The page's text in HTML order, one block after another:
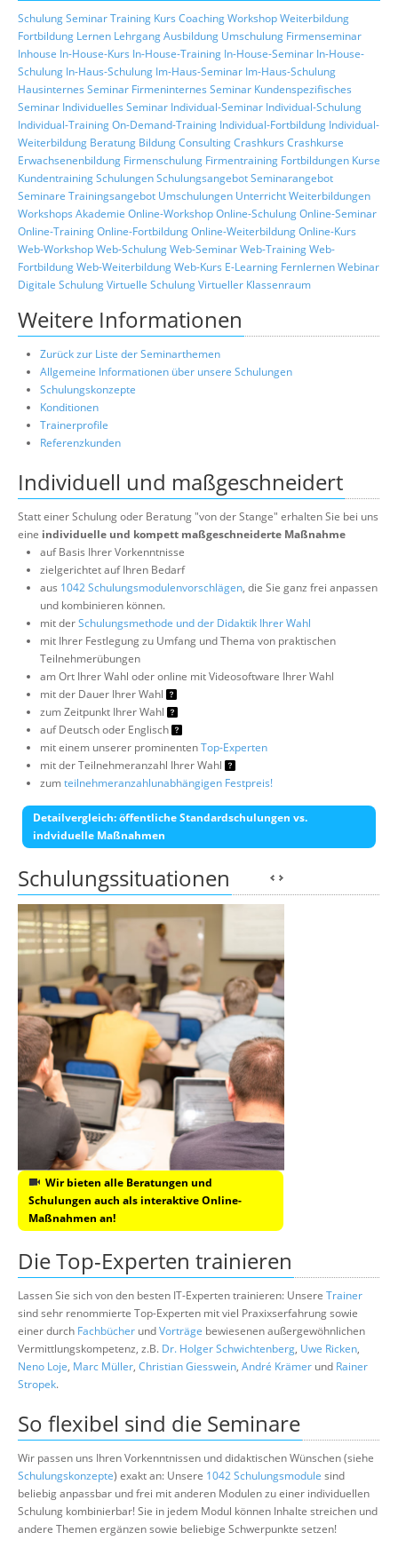
SchulungSeminarTraining Kurs CoachingWorkshopWeiterbildung
Fortbildung Lernen LehrgangAusbildung Umschulung Firmenseminar
Inhouse In-House-Kurs In-House-Training In-House-Seminar In-House-
Schulung In-Haus-Schulung Im-Haus-Seminar Im-Haus-Schulung
Hausinternes Seminar Firmeninternes Seminar Kundenspezifisches
Seminar Individuelles Seminar Individual-Seminar Individual-Schulung
Individual-TrainingOn-Demand-Training Individual-Fortbildung Individual-
Weiterbildung Beratung BildungConsultingCrashkurs Crashkurse
Erwachsenenbildung Firmenschulung Firmentraining Fortbildungen Kurse
KundentrainingSchulungenSchulungsangebotSeminarangebot
Seminare Trainingsangebot Umschulungen UnterrichtWeiterbildungen
Workshops Akademie Online-WorkshopOnline-SchulungOnline-Seminar
Online-TrainingOnline-FortbildungOnline-WeiterbildungOnline-Kurs
Web-WorkshopWeb-SchulungWeb-SeminarWeb-TrainingWeb-
FortbildungWeb-WeiterbildungWeb-Kurs E-Learning FernlernenWebinar
Digitale SchulungVirtuelle SchulungVirtueller Klassenraum
Weitere Informationen
Zurück zur Liste der Seminarthemen
Allgemeine Informationen über unsere Schulungen
Schulungskonzepte
Konditionen
Trainerprofile
Referenzkunden
Individuell und maßgeschneidert
Statt einer Schulung oder Beratung "von der Stange" erhalten Sie bei uns
eine individuelle und kompett maßgeschneiderte Maßnahme
auf Basis Ihrer Vorkenntnisse
zielgerichtet auf Ihren Bedarf
aus 1042 Schulungsmodulenvorschlägen, die Sie ganz frei anpassen
und kombinieren können.
mit derSchulungsmethode und der Didaktik Ihrer Wahl
mit Ihrer Festlegung zu Umfang und Thema von praktischen
Teilnehmerübungen
am Ort Ihrer Wahl oder online mit Videosoftware Ihrer Wahl
mit der Dauer Ihrer Wahl
zum Zeitpunkt Ihrer Wahl
auf Deutsch oder Englisch
mit einem unserer prominentenTop-Experten
mit der Teilnehmeranzahl Ihrer Wahl
zumteilnehmeranzahlunabhängigen Festpreis!
Detailvergleich: öffentliche Standardschulungen vs.
indviduelle Maßnahmen
Schulungssituationen
Wir bieten alle Beratungen und
Schulungen auch als interaktive Online-
Maßnahmen an!
Die Top-Experten trainieren
Lassen Sie sich von den besten IT-Experten trainieren: Unsere Trainer
sind sehr renommierte Top-Experten mit viel Praxixserfahrung sowie
einer durch Fachbücher undVorträge bewiesenen außergewöhnlichen
Vermittlungskompetenz, z.B. Dr. Holger Schwichtenberg, Uwe Ricken,
Neno Loje, Marc Müller, Christian Giesswein, André Krämer und Rainer
Stropek.
So flexibel sind die Seminare
Wir passen uns Ihren Vorkenntnissen und didaktischen Wünschen (siehe
Schulungskonzepte) exakt an: Unsere 1042 Schulungsmodule sind
beliebig anpassbar und frei mit anderen Modulen zu einer individuellen
Schulung kombinierbar! Sie in jedem Modul können Inhalte streichen und
andere Themen ergänzen sowie beliebige Schwerpunkte setzen!